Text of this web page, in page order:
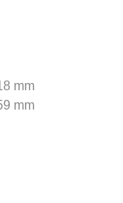
mm
mm